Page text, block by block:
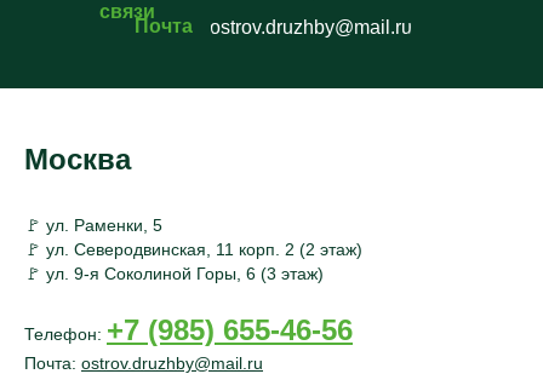
Почта
связи
ostrov.druzhby@mail.ru
Москва
🚩 ул. Раменки, 5
🚩 ул. Северодвинская, 11 корп. 2 (2 этаж)
🚩 ул. 9-я Соколиной Горы, 6 (3 этаж)
Телефон: +7 (985) 655-46-56
Почта: ostrov.druzhby@mail.ru